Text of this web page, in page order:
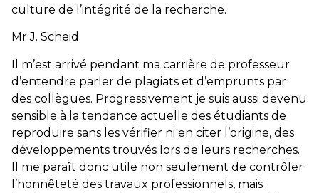
culture de l’intégrité de la recherche.
Mr J. Scheid
Il m’est arrivé pendant ma carrière de professeur
d’entendre parler de plagiats et d’emprunts par
des collègues. Progressivement je suis aussi devenu
sensible à la tendance actuelle des étudiants de
reproduire sans les vérifier ni en citer l’origine, des
développements trouvés lors de leurs recherches.
Il me paraît donc utile non seulement de contrôler
l’honnêteté des travaux professionnels, mais